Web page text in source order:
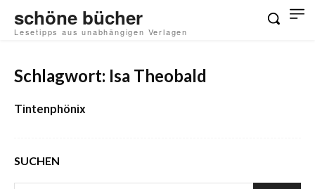
schöne bücher
Lesetipps aus unabhängigen Verlagen
Schlagwort: Isa Theobald
Tintenphönix
SUCHEN